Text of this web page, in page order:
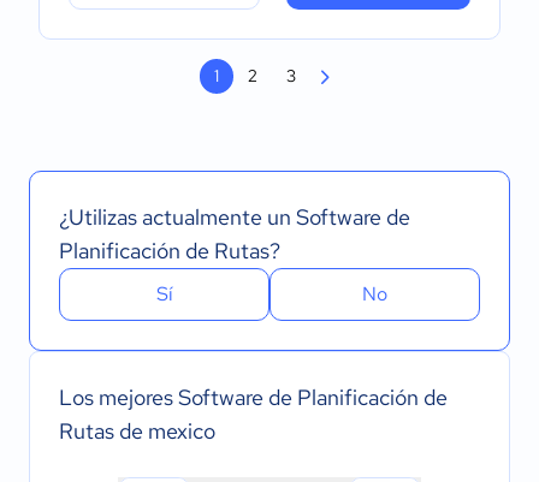
1 2 3
¿Utilizas actualmente un Software de
Planificación de Rutas?
Sí No
Los mejores Software de Planificación de
Rutas de mexico